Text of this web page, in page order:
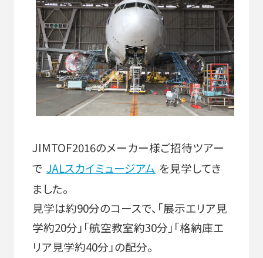
JIMTOF2016のメーカー様ご招待ツアー
で JALスカイミュージアム を見学してき
ました。
見学は約90分のコースで、「展示エリア見
学約20分」「航空教室約30分」「格納庫エ
リア見学約40分」の配分。